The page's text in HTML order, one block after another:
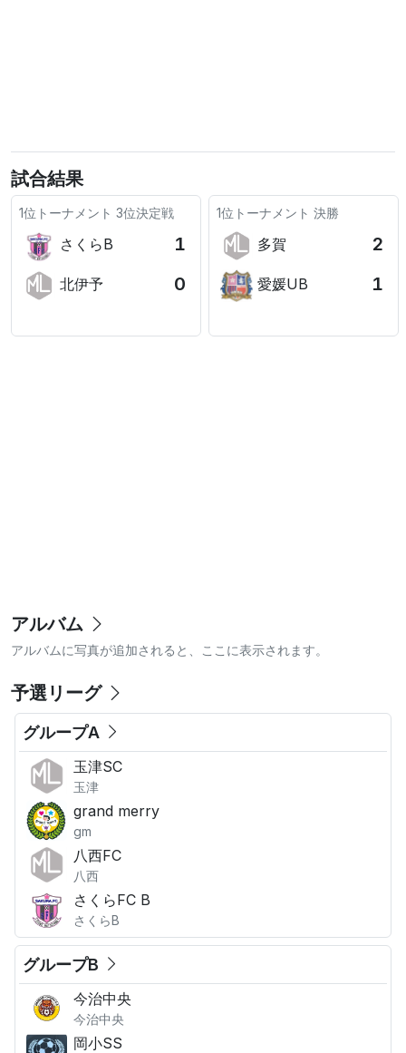
試合結果
1位トーナメント 3位決定戦
さくらB 1
北伊予 0
1位トーナメント 決勝
多賀 2
愛媛UB 1
アルバム
アルバムに写真が追加されると、ここに表示されます。
予選リーグ
グループA
玉津SC
玉津
grand merry
gm
八西FC
八西
さくらFC B
さくらB
グループB
今治中央
今治中央
岡小SS